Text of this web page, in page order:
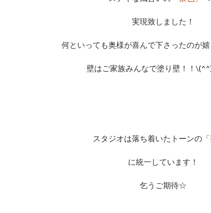
実現致しました！
何といっても奥様が喜んで下さったのが嬉
壁はご家族みんなで塗り壁！！
スタジオは落ち着いたトーンの
に統一しています！
乞うご期待☆